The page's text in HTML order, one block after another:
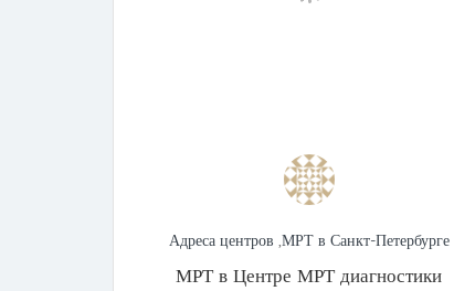
Адреса центров ,МРТ в Санкт-Петербурге
МРТ в Центре МРТ диагностики